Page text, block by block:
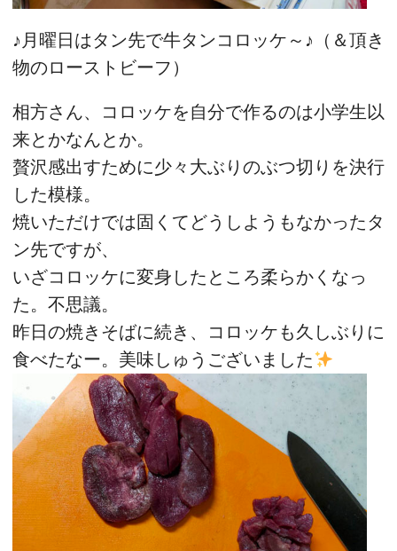
♪月曜日はタン先で牛タンコロッケ～♪（＆頂き
物のローストビーフ）
相方さん、コロッケを自分で作るのは小学生以
来とかなんとか。
贅沢感出すために少々大ぶりのぶつ切りを決行
した模様。
焼いただけでは固くてどうしようもなかったタ
ン先ですが、
いざコロッケに変身したところ柔らかくなっ
た。不思議。
昨日の焼きそばに続き、コロッケも久しぶりに
食べたなー。美味しゅうございました